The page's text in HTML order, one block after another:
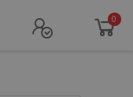
0